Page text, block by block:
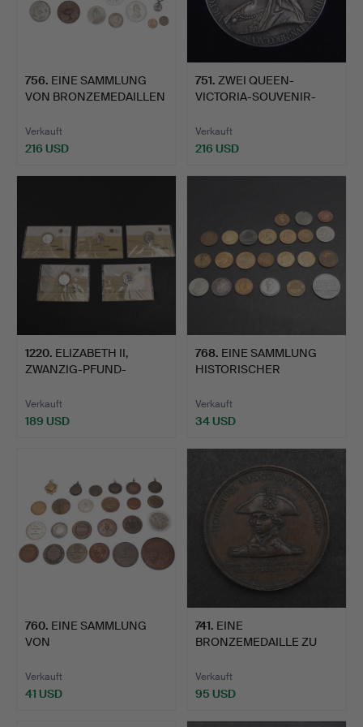
756. EINE SAMMLUNG
VON BRONZEMEDAILLEN
Verkauft
216 USD
751. ZWEI QUEEN-
VICTORIA-SOUVENIR-
Verkauft
216 USD
1220. ELIZABETH II,
ZWANZIG-PFUND-
Verkauft
189 USD
768. EINE SAMMLUNG
HISTORISCHER
Verkauft
34 USD
760. EINE SAMMLUNG
VON
FÜR …
Verkauft
41 USD
741. EINE
BRONZEMEDAILLE ZU
Verkauft
95 USD